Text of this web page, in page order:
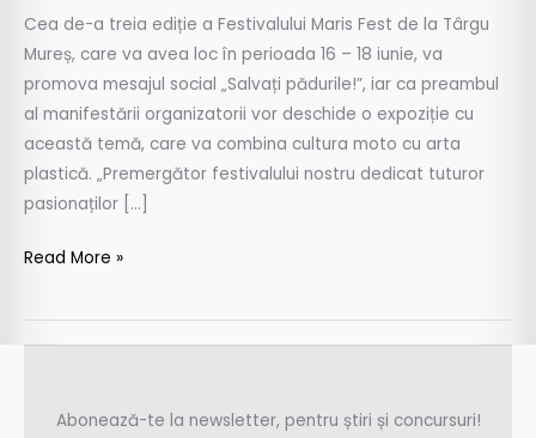
Cea de-a treia ediție a Festivalului Maris Fest de la Târgu
Mureș, care va avea loc în perioada 16 – 18 iunie, va
promova mesajul social „Salvați pădurile!”, iar ca preambul
al manifestării organizatorii vor deschide o expoziție cu
această temă, care va combina cultura moto cu arta
plastică. „Premergător festivalului nostru dedicat tuturor
pasionaților […]
Read More »
Abonează-te la newsletter, pentru știri și concursuri!